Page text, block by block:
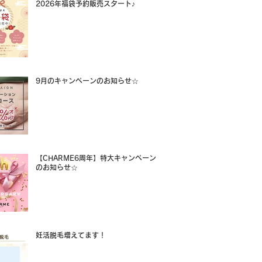
2026年福袋予約販売スタート♪
9月のキャンペーンのお知らせ☆
【CHARME6周年】特大キャンペーン
のお知らせ☆
妊活脱毛増えてます！